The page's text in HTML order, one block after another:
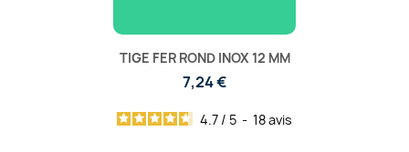
TIGE FER ROND INOX 12 MM
7,24 €
4.7 / 5 - 18avis